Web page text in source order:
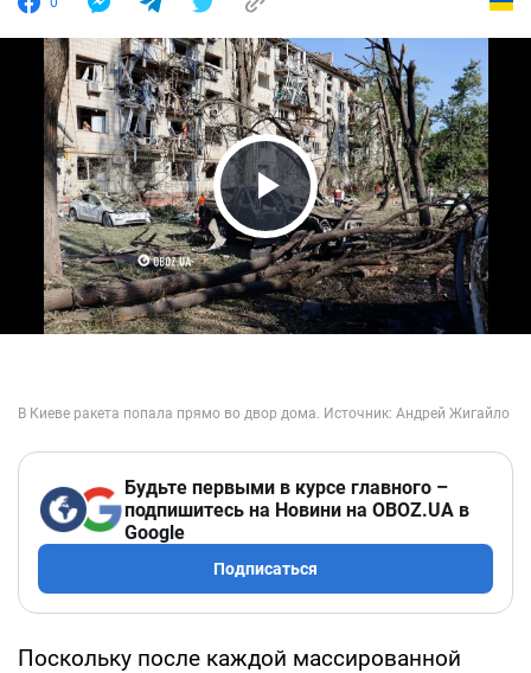
Play Video
Будьте первыми в курсе главного –
подпишитесь на Новини на OBOZ.UA в
Google
Подписаться
Поскольку после каждой массированной